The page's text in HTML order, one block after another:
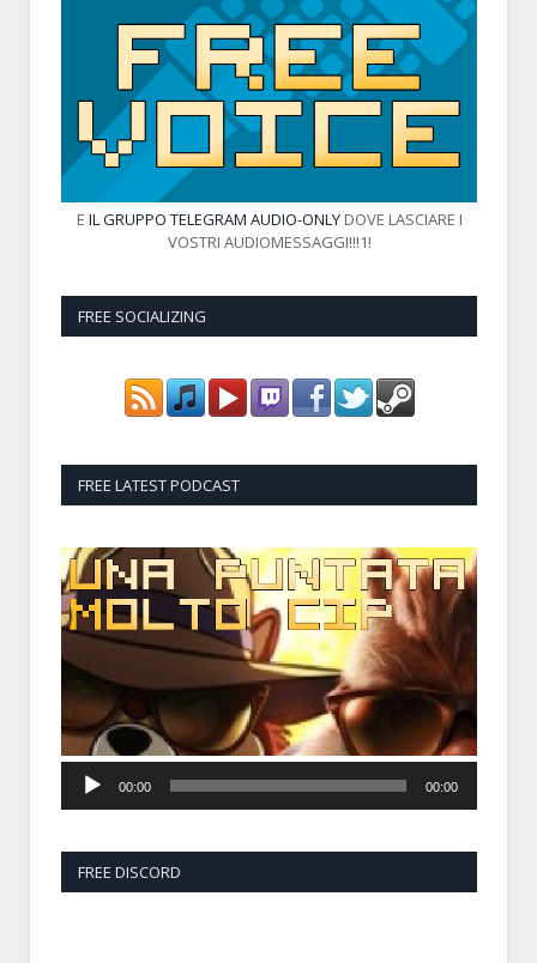
E IL GRUPPO TELEGRAM AUDIO-ONLYDOVE LASCIARE I
VOSTRI AUDIOMESSAGGI!!!1!
FREE SOCIALIZING
FREE LATEST PODCAST
Audio
Player
00:00 00:00
FREE DISCORD